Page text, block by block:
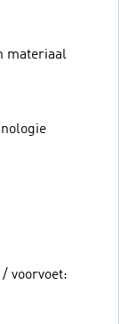
materiaal
voorvoet: